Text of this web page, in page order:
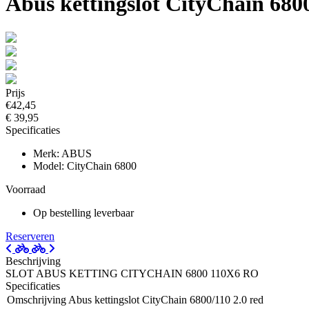
Prijs
€42,45
€ 39,95
Specificaties
Merk: ABUS
Model: CityChain 6800
Voorraad
Op bestelling leverbaar
Reserveren
Beschrijving
SLOT ABUS KETTING CITYCHAIN 6800 110X6 RO
Specificaties
Omschrijving Abus kettingslot CityChain 6800/110 2.0 red